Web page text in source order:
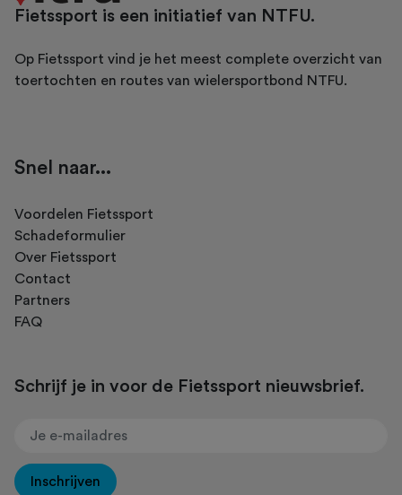
Fietssport is een initiatief van NTFU.
Op Fietssport vind je het meest complete overzicht van
toertochten en routes van wielersportbond NTFU.
Snel naar...
Voordelen Fietssport
Schadeformulier
Over Fietssport
Contact
Partners
FAQ
Schrijf je in voor de Fietssport nieuwsbrief.
Inschrijven